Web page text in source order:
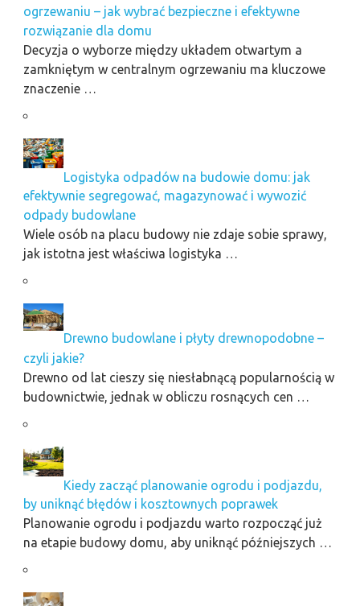
ogrzewaniu – jak wybrać bezpieczne i efektywne
rozwiązanie dla domu
Decyzja o wyborze między układem otwartym a
zamkniętym w centralnym ogrzewaniu ma kluczowe
znaczenie …
Logistyka odpadów na budowie domu: jak
efektywnie segregować, magazynować i wywozić
odpady budowlane
Wiele osób na placu budowy nie zdaje sobie sprawy,
jak istotna jest właściwa logistyka …
Drewno budowlane i płyty drewnopodobne –
czyli jakie?
Drewno od lat cieszy się niesłabnącą popularnością w
budownictwie, jednak w obliczu rosnących cen …
Kiedy zacząć planowanie ogrodu i podjazdu,
by uniknąć błędów i kosztownych poprawek
Planowanie ogrodu i podjazdu warto rozpocząć już
na etapie budowy domu, aby uniknąć późniejszych …